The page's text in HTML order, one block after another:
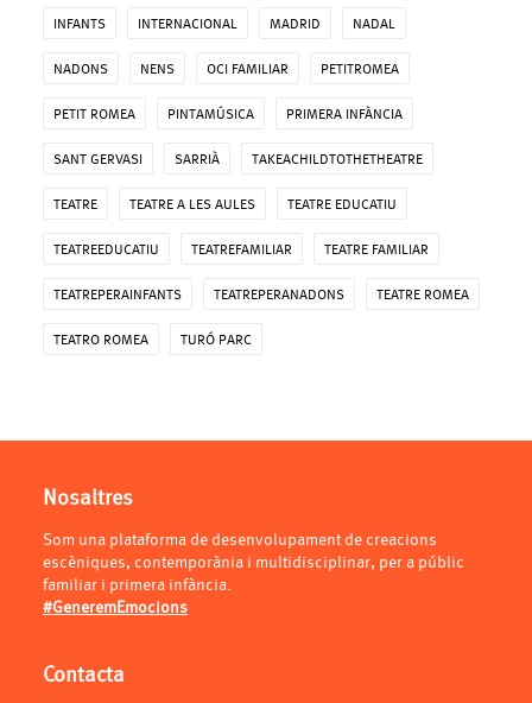
INFANTS INTERNACIONAL MADRID NADAL
NADONS NENS OCI FAMILIAR PETITROMEA
PETIT ROMEA PINTAMÚSICA PRIMERA INFÀNCIA
SANT GERVASI SARRIÀ TAKEACHILDTOTHETHEATRE
TEATRE TEATRE A LES AULES TEATRE EDUCATIU
TEATREEDUCATIU TEATREFAMILIAR TEATRE FAMILIAR
TEATREPERAINFANTS TEATREPERANADONS TEATRE ROMEA
TEATRO ROMEA TURÓ PARC
Nosaltres
Som una plataforma de desenvolupament de creacions
escèniques, contemporània i multidisciplinar, per a públic
familiar i primera infància.
#GeneremEmocions
Contacta